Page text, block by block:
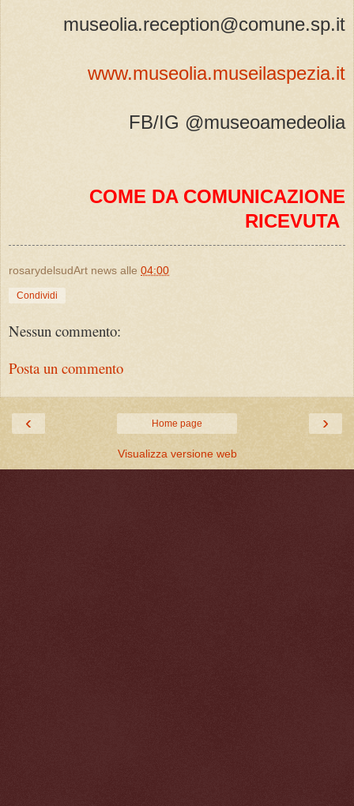
museolia.reception@comune.sp.it
www.museolia.museilaspezia.it
FB/IG @museoamedeolia
COME DA COMUNICAZIONE
RICEVUTA
rosarydelsudArt news alle 04:00
Condividi
Nessun commento:
Posta un commento
‹ ›
Home page
Visualizza versione web